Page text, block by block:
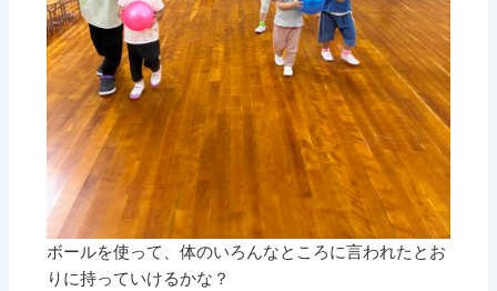
ボールを使って、体のいろんなところに言われたとお
りに持っていけるかな？